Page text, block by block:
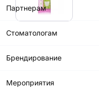
Партнерам
Стоматологам
Брендирование
Мероприятия